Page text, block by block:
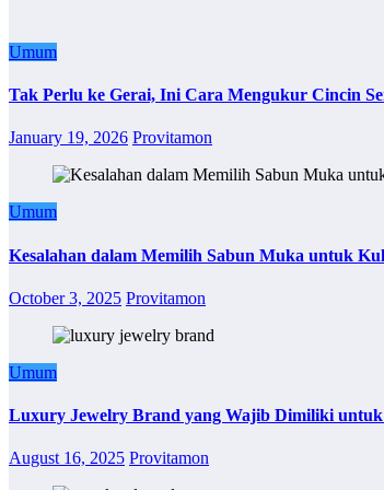
Umum
Tak Perlu ke Gerai, Ini Cara Mengukur Cincin
January 19, 2026 Provitamon
Umum
Kesalahan dalam Memilih Sabun Muka untuk
October 3, 2025 Provitamon
Umum
Luxury Jewelry Brand yang Wajib Dimiliki
August 16, 2025 Provitamon